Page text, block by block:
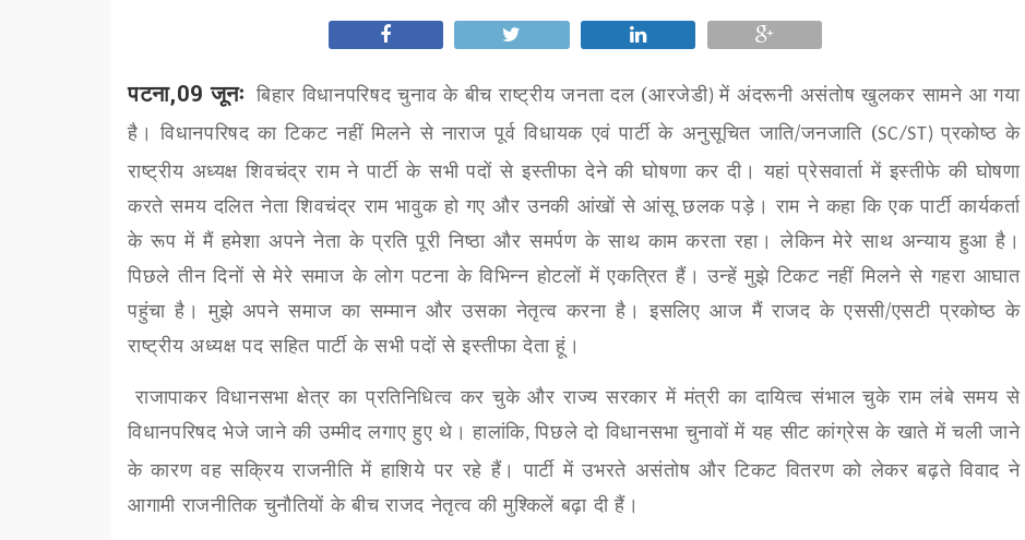
पटना,09 जूनः बिहार विधानपरिषद चुनाव के बीच राष्ट्रीय जनता दल (आरजेडी)में अंदरूनी असंतोष खुलकर सामने आ गया
है। विधानपरिषद का टिकट नहीं मिलने से नाराज पूर्व विधायक एवं पार्टी के अनुसूचित जाति/जनजाति (SC/ST)प्रकोष्ठ के
राष्ट्रीय अध्यक्ष शिवचंद्र राम ने पार्टी के सभी पदों से इस्तीफा देने की घोषणा कर दी। यहां प्रेसवार्ता में इस्तीफे की घोषणा
करते समय दलित नेता शिवचंद्र राम भावुक हो गए और उनकी आंखों से आंसू छलक पड़े। राम ने कहा कि एक पार्टी कार्यकर्ता
के रूप में मैं हमेशा अपने नेता के प्रति पूरी निष्ठा और समर्पण के साथ काम करता रहा। लेकिन मेरे साथ अन्याय हुआ है।
पिछले तीन दिनों से मेरे समाज के लोग पटना के विभिन्न होटलों में एकत्रित हैं। उन्हें मुझे टिकट नहीं मिलने से गहरा आघात
पहुंचा है। मुझे अपने समाज का सम्मान और उसका नेतृत्व करना है। इसलिए आज मैं राजद के एससी/एसटी प्रकोष्ठ के
राष्ट्रीय अध्यक्ष पद सहित पार्टी के सभी पदों से इस्तीफा देता हूं।
राजापाकर विधानसभा क्षेत्र का प्रतिनिधित्व कर चुके और राज्य सरकार में मंत्री का दायित्व संभाल चुके राम लंबे समय से
विधानपरिषद भेजे जाने की उम्मीद लगाए हुए थे। हालांकि,पिछले दो विधानसभा चुनावों में यह सीट कांग्रेस के खाते में चली जाने
के कारण वह सक्रिय राजनीति में हाशिये पर रहे हैं। पार्टी में उभरते असंतोष और टिकट वितरण को लेकर बढ़ते विवाद ने
आगामी राजनीतिक चुनौतियों के बीच राजद नेतृत्व की मुश्किलें बढ़ा दी हैं।